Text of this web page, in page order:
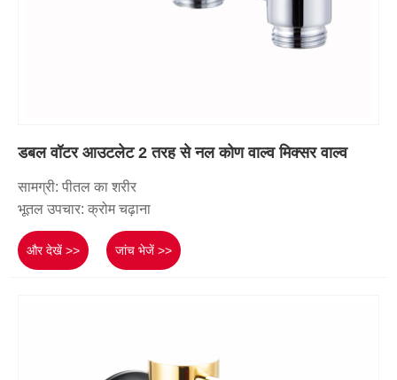
डबल वॉटर आउटलेट 2 तरह से नल कोण वाल्व मिक्सर वाल्व
सामग्री: पीतल का शरीर
भूतल उपचार: क्रोम चढ़ाना
और देखें >> जांच भेजें >>